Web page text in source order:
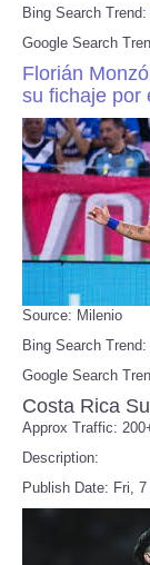
Bing Search Trend:
Google Search
Florián
su fichaje por
Source: Milenio
Bing Search Trend:
Google Search
Costa Rica
Approx Traffic:
Description:
Publish Date: Fri,